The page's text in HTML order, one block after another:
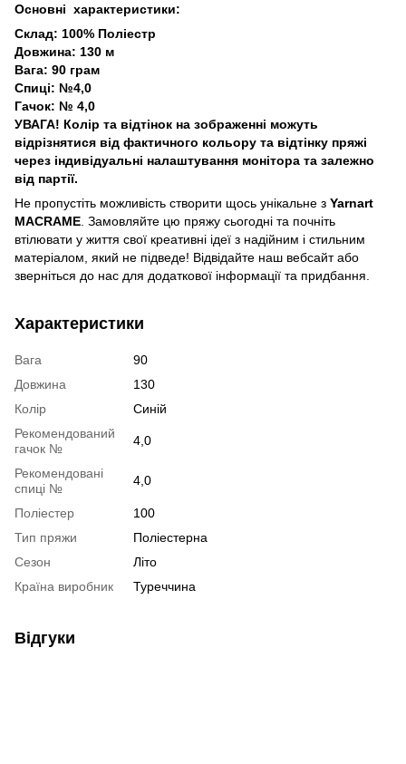
Основні характеристики:
Склад: 100% Поліестр
Довжина: 130 м
Вага: 90 грам
Спиці: №4,0
Гачок: № 4,0
УВАГА! Колір та відтінок на зображенні можуть
відрізнятися від фактичного кольору та відтінку пряжі
через індивідуальні налаштування монітора та залежно
від партії.
Не пропустіть можливість створити щось унікальне з Yarnart
MACRAME . Замовляйте цю пряжу сьогодні та почніть
втілювати у життя свої креативні ідеї з надійним і стильним
матеріалом, який не підведе! Відвідайте наш вебсайт або
зверніться до нас для додаткової інформації та придбання.
Характеристики
Вага
90
Довжина
130
Колір
Синій
Рекомендований
гачок №
4,0
Рекомендовані
спиці №
4,0
Поліестер
100
Тип пряжи
Поліестерна
Сезон
Літо
Країна виробник
Туреччина
Відгуки